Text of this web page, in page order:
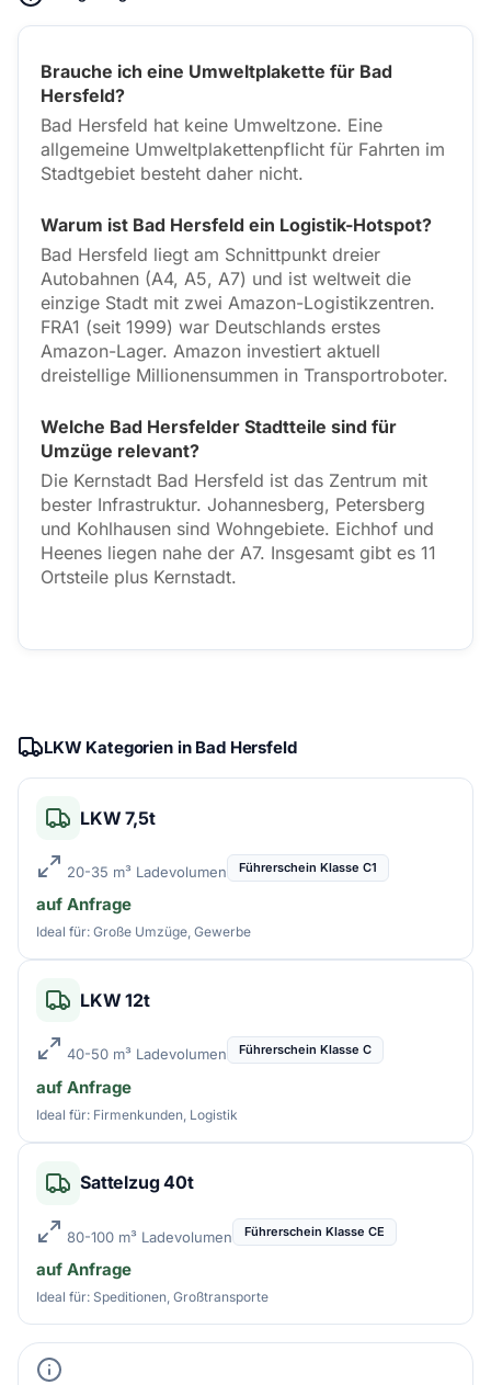
Brauche ich eine Umweltplakette für Bad
Hersfeld?
Bad Hersfeld hat keine Umweltzone. Eine
allgemeine Umweltplakettenpflicht für Fahrten im
Stadtgebiet besteht daher nicht.
Warum ist Bad Hersfeld ein Logistik-Hotspot?
Bad Hersfeld liegt am Schnittpunkt dreier
Autobahnen (A4, A5, A7) und ist weltweit die
einzige Stadt mit zwei Amazon-Logistikzentren.
FRA1 (seit 1999) war Deutschlands erstes
Amazon-Lager. Amazon investiert aktuell
dreistellige Millionensummen in Transportroboter.
Welche Bad Hersfelder Stadtteile sind für
Umzüge relevant?
Die Kernstadt Bad Hersfeld ist das Zentrum mit
bester Infrastruktur. Johannesberg, Petersberg
und Kohlhausen sind Wohngebiete. Eichhof und
Heenes liegen nahe der A7. Insgesamt gibt es 11
Ortsteile plus Kernstadt.
LKW Kategorien in Bad Hersfeld
LKW 7,5t
20-35 m³ Ladevolumen Führerschein Klasse C1
auf Anfrage
Ideal für: Große Umzüge, Gewerbe
LKW 12t
40-50 m³ Ladevolumen Führerschein Klasse C
auf Anfrage
Ideal für: Firmenkunden, Logistik
Sattelzug 40t
80-100 m³ Ladevolumen Führerschein Klasse CE
auf Anfrage
Ideal für: Speditionen, Großtransporte